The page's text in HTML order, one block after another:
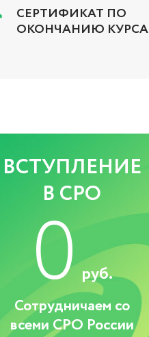
СЕРТИФИКАТ ПО
ОКОНЧАНИЮ КУРСА
ВСТУПЛЕНИЕ
В СРО
0руб.
Сотрудничаем со
всеми СРО России